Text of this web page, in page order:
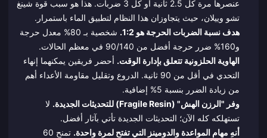
عنصرها مرة كل 2.5 ثانية أو كل 3 ضربات. هذا هو سبب قوة شينغ
تشو وييلان، حيث يتجاوزان هذا النظام لتطبيق الماء باستمرار.
هدف نسبة الضربات الحرجة هو 1:2.
شخصية بـ 80% معدل حرجة
و160% ضرر حرجة أفضل من 90/140 في معظم الحالات.
الهاوية الحلزونية تتعلق بإدارة الوقت. أحضر فريقين يمكنهما إنهاء
التحدي في أقل من 90 ثانية. الدروع وتقليل مقاومة الأعداء أهم
من زيادة الضرر بنسبة 5% إضافية.
وفر "الرزن الهش" (Fragile Resin) للتحديثات الجديدة.
لا
تستهلكه كله الآن؛ التحديثات الجديدة تأتي بآثار أفضل.
أنهِ مهام المواعدة والدومينز التي تفتح لمرة واحدة.
تمنح 60